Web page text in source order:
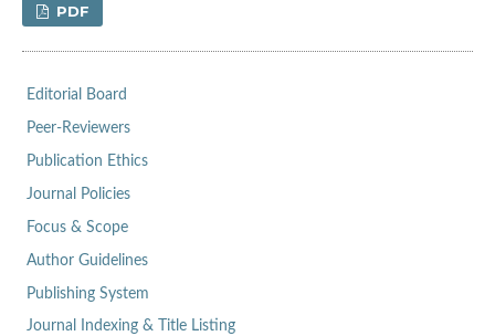
PDF
Editorial Board
Peer-Reviewers
Publication Ethics
Journal Policies
Focus & Scope
Author Guidelines
Publishing System
Journal Indexing & Title Listing